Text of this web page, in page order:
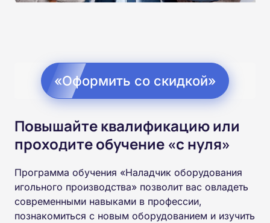
«Оформить со скидкой»
Повышайте квалификацию или
проходите обучение «с нуля»
Программа обучения «Наладчик оборудования
игольного производства» позволит вас овладеть
современными навыками в профессии,
познакомиться с новым оборудованием и изучить